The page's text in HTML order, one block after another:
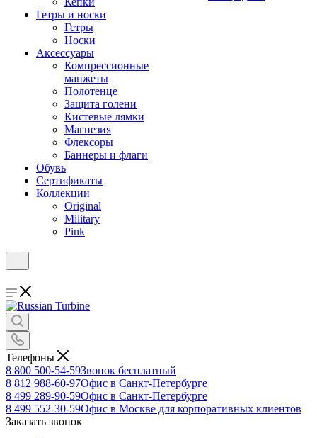
Гетры и носки
Гетры
Носки
Аксессуары
Компрессионные
манжеты
Полотенце
Защита голени
Кистевые лямки
Магнезия
Флексоры
Баннеры и флаги
Обувь
Сертификаты
Коллекции
Original
Military
Pink
Телефоны
8 800 500-54-59Звонок бесплатный
8 812 988-60-97Офис в Санкт-Петербурге
8 499 289-90-59Офис в Санкт-Петербурге
8 499 552-30-59Офис в Москве для корпоративных клиентов
Заказать звонок